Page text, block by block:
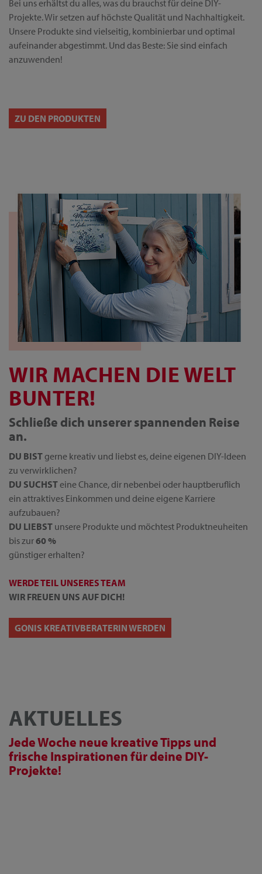
Bei uns erhältst du alles, was du brauchst für deine DIY-
Projekte. Wir setzen auf höchste Qualität und Nachhaltigkeit.
Unsere Produkte sind vielseitig, kombinierbar und optimal
aufeinander abgestimmt. Und das Beste: Sie sind einfach
anzuwenden!
ZU DEN PRODUKTEN
WIR MACHEN DIE WELT
BUNTER!
Schließe dich unserer spannenden Reise
an.
DU BISTgerne kreativ und liebst es, deine eigenen DIY-Ideen
zu verwirklichen?
DU SUCHSTeine Chance, dir nebenbei oder hauptberuflich
ein attraktives Einkommen und deine eigene Karriere
aufzubauen?
DU LIEBST unsere Produkte und möchtest Produktneuheiten
bis zur60 %
günstiger erhalten?
WERDE TEIL UNSERES TEAM
WIR FREUEN UNS AUF DICH!
GONIS KREATIVBERATERIN WERDEN
AKTUELLES
Jede Woche neue kreative Tipps und
frische Inspirationen für deine DIY-
Projekte!